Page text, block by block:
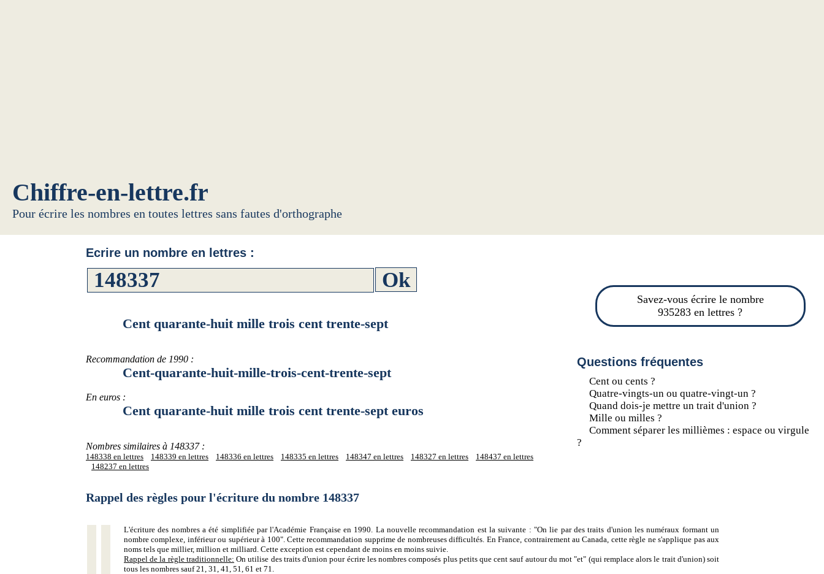
Chiffre-en-lettre.fr
Pour écrire les nombres en toutes lettres sans fautes d'orthographe
Savez-vous écrire le nombre
935283 en lettres ?
Questions fréquentes
Cent ou cents ?
Quatre-vingts-un ou quatre-vingt-un ?
Quand dois-je mettre un trait d'union ?
Mille ou milles ?
Comment séparer les millièmes : espace ou virgule
?
Ecrire un nombre en lettres :
Cent quarante-huit mille trois cent trente-sept
Recommandation de 1990 :
Cent-quarante-huit-mille-trois-cent-trente-sept
En euros :
Cent quarante-huit mille trois cent trente-sept euros
Nombres similaires à 148337 :
148338 en lettres 148339 en lettres 148336 en lettres 148335 en lettres 148347 en lettres 148327 en lettres
148437 en lettres
148237 en lettres
Rappel des règles pour l'écriture du nombre 148337
L'écriture des nombres a été simplifiée par l'Académie Française en 1990. La nouvelle recommandation est la suivante : "On lie par des traits d'union les numéraux formant un
nombre complexe, inférieur ou supérieur à 100". Cette recommandation supprime de nombreuses difficultés. En France, contrairement au Canada, cette règle ne s'applique pas aux
noms tels que millier, million et milliard. Cette exception est cependant de moins en moins suivie.
Rappel de la règle traditionnelle: On utilise des traits d'union pour écrire les nombres composés plus petits que cent sauf autour du mot "et" (qui remplace alors le trait d'union) soit
tous les nombres sauf 21, 31, 41, 51, 61 et 71.